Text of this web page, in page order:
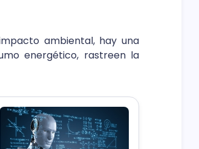
ambiental, hay una
energético, rastreen la